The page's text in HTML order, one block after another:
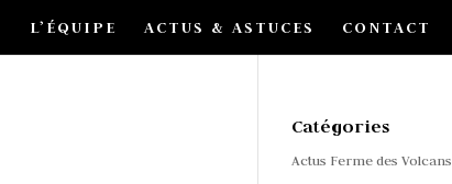
L’ÉQUIPE ACTUS & ASTUCES CONTACT
Catégories
Actus Ferme des Volcans